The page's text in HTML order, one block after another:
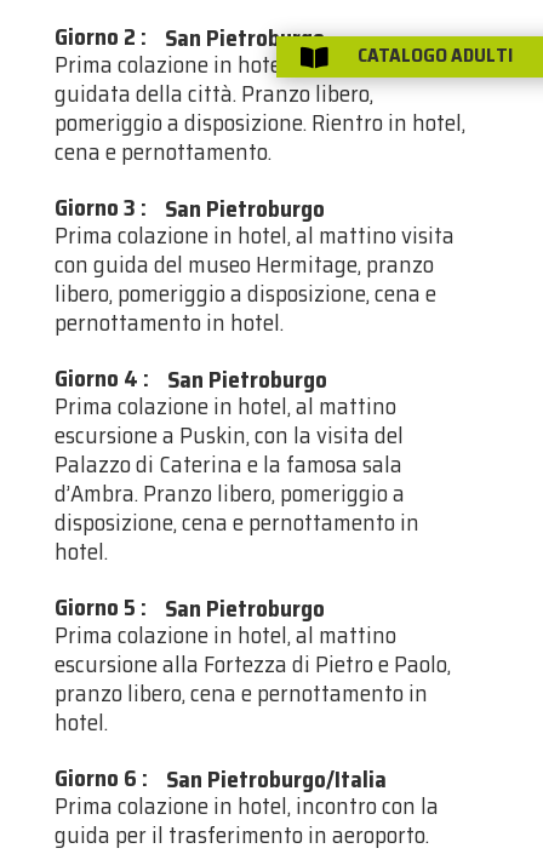
Giorno 2 : San Pietroburgo
Prima colazione in hotel, al mattino visita
guidata della città. Pranzo libero,
pomeriggio a disposizione. Rientro in hotel,
cena e pernottamento.
Giorno 3 : San Pietroburgo
Prima colazione in hotel, al mattino visita
con guida del museo Hermitage, pranzo
libero, pomeriggio a disposizione, cena e
pernottamento in hotel.
Giorno 4 : San Pietroburgo
Prima colazione in hotel, al mattino
escursione a Puskin, con la visita del
Palazzo di Caterina e la famosa sala
d’Ambra. Pranzo libero, pomeriggio a
disposizione, cena e pernottamento in
hotel.
Giorno 5 : San Pietroburgo
Prima colazione in hotel, al mattino
escursione alla Fortezza di Pietro e Paolo,
pranzo libero, cena e pernottamento in
hotel.
Giorno 6 : San Pietroburgo/Italia
Prima colazione in hotel, incontro con la
guida per il trasferimento in aeroporto.
 CATALOGO ADULTI